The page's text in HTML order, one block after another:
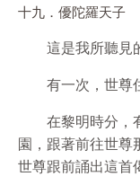
十九．優陀羅天子
這是我所聽見
有一次，世尊住
在黎明時分，有
園，跟著前往世尊
世尊跟前誦出這首